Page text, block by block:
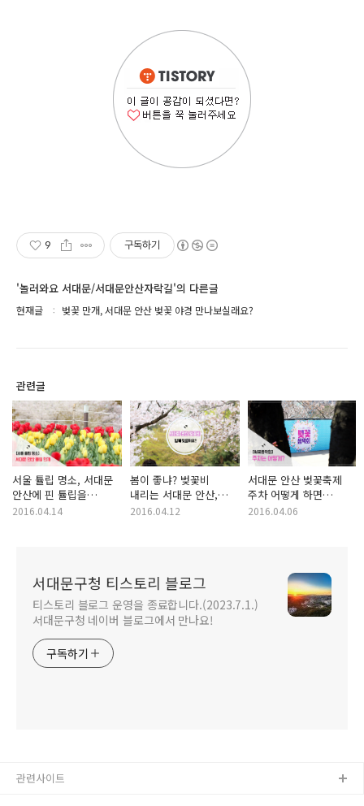
9 구독하기
'놀러와요 서대문/서대문안산자락길'의 다른글
현재글 벚꽃 만개, 서대문 안산 벚꽃 야경 만나보실래요?
관련글
서울 튤립 명소, 서대문
안산에 핀 튤립을
만나볼까요!
2016.04.14
봄이 좋냐? 벚꽃비
내리는 서대문 안산,
함께 걸을까요?
2016.04.12
서대문 안산 벚꽃축제
주차 어떻게 하면
될까요?
2016.04.06
서대문구청 티스토리 블로그
티스토리 블로그 운영을 종료합니다.(2023.7.1.)
서대문구청 네이버 블로그에서 만나요!
구독하기
관련사이트